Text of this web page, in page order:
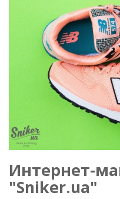
Интернет-
"Sniker.ua"